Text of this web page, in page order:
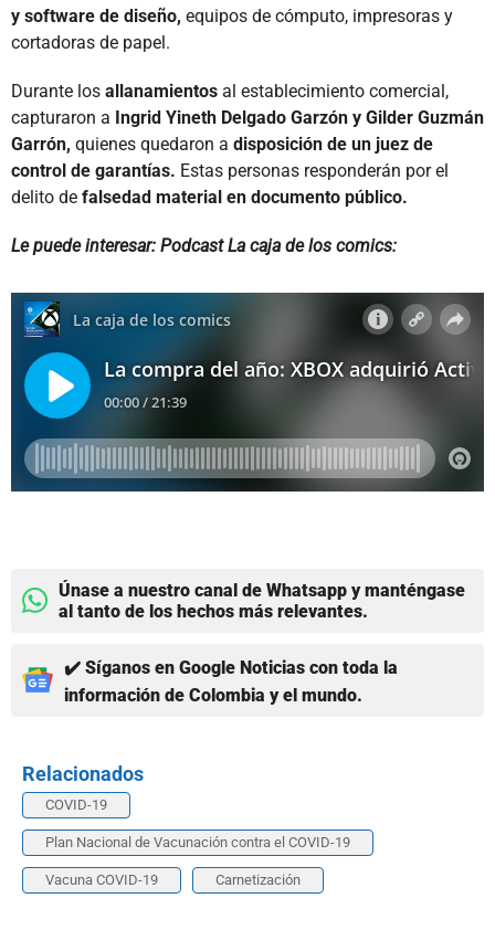
y software de diseño, equipos de cómputo, impresoras y
cortadoras de papel.
Durante los allanamientos al establecimiento comercial,
capturaron a Ingrid Yineth Delgado Garzón y Gilder Guzmán
Garrón, quienes quedaron a disposición de un juez de
control de garantías. Estas personas responderán por el
delito de falsedad material en documento público.
Le puede interesar: Podcast La caja de los comics:
Únase a nuestro canal de Whatsapp y manténgase
al tanto de los hechos más relevantes.
✔️ Síganos en Google Noticias con toda la
información de Colombia y el mundo.
Relacionados
COVID-19
Plan Nacional de Vacunación contra el COVID-19
Vacuna COVID-19 Carnetización